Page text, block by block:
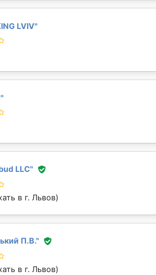
LVIV"
"
LLC"
в г. Львов)
П.В."
в г. Львов)